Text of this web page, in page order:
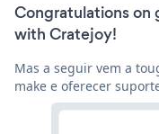
Congratulations on
with Cratejoy!
Mas a seguir vem a
make e oferecer